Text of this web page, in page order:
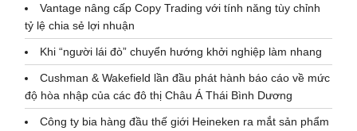
Vantage nâng cấp Copy Trading với tính năng tùy chỉnh
tỷ lệ chia sẻ lợi nhuận
Khi “người lái đò” chuyển hướng khởi nghiệp làm nhang
Cushman & Wakefield lần đầu phát hành báo cáo về mức
độ hòa nhập của các đô thị Châu Á Thái Bình Dương
Công ty bia hàng đầu thế giới Heineken ra mắt sản phẩm